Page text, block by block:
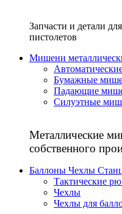
Запчасти и детали
пистолетов
Мишени
Бумажные
Падающие
Силуэтные
Металлические
собственного
Баллоны Чехлы
Тактические
Чехлы
Чехлы для